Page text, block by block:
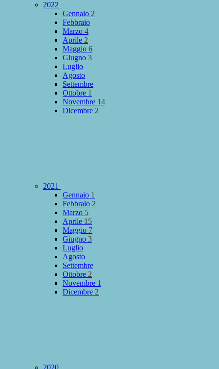
2022
Gennaio 2
Febbraio
Marzo 4
Aprile 2
Maggio 6
Giugno 3
Luglio
Agosto
Settembre
Ottobre 1
Novembre 14
Dicembre 2
2021
Gennaio 1
Febbraio 2
Marzo 5
Aprile 15
Maggio 7
Giugno 3
Luglio
Agosto
Settembre
Ottobre 2
Novembre 1
Dicembre 2